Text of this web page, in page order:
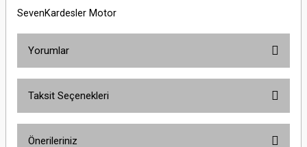
SevenKardesler Motor
Yorumlar
Taksit Seçenekleri
Önerileriniz